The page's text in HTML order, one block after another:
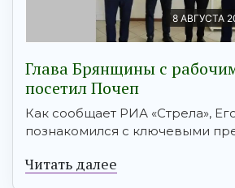
8 АВГУСТА
Глава Брянщины с
посетил Почеп
Как сообщает РИА «Стрела»,
познакомился с ключевыми
Читать далее